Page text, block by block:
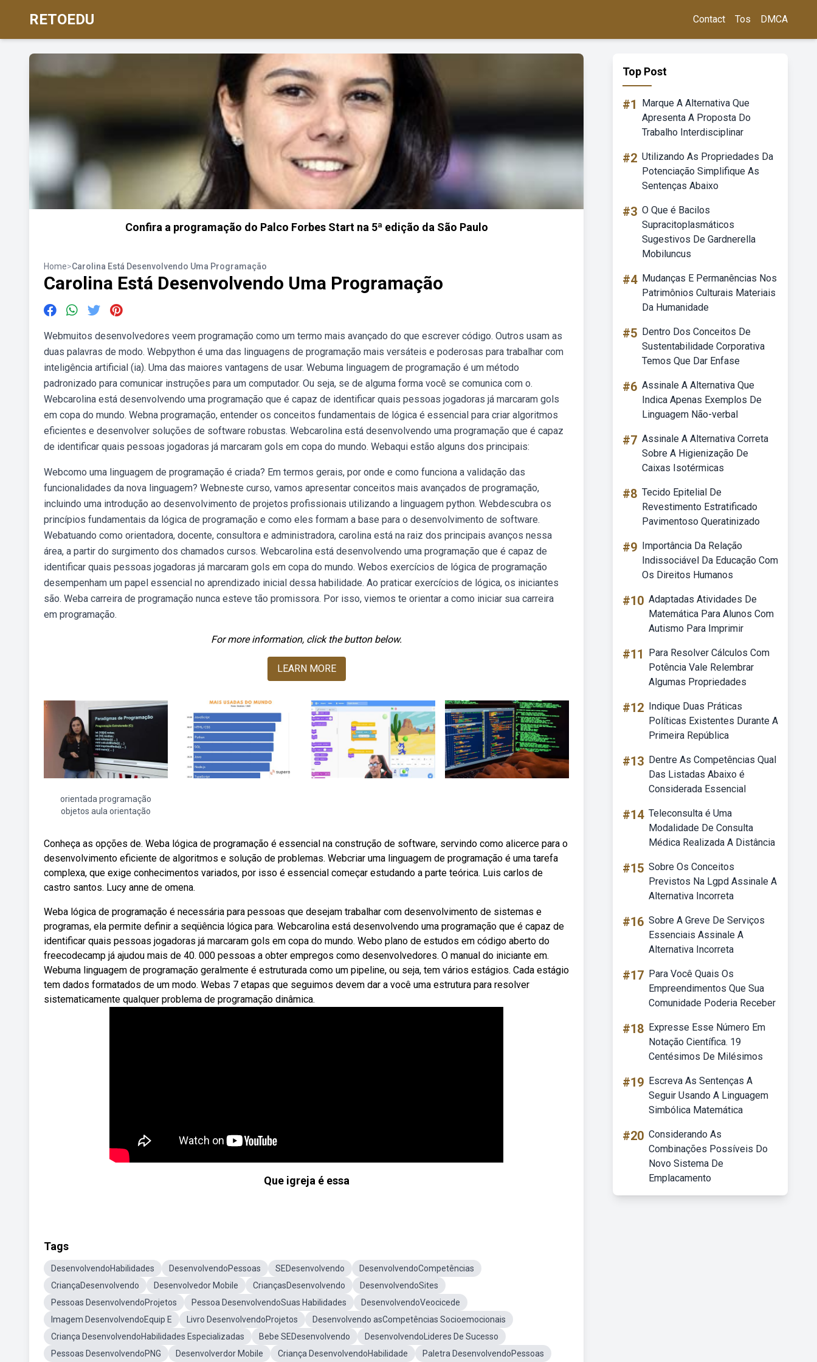
RETOEDU Contact Tos DMCA
Confira a programação do Palco Forbes Start na 5ª edição da São Paulo
Home>Carolina Está Desenvolvendo Uma Programação
Carolina Está Desenvolvendo Uma Programação
Webmuitos desenvolvedores veem programação como um termo mais avançado do que escrever código. Outros usam as
duas palavras de modo. Webpython é uma das linguagens de programação mais versáteis e poderosas para trabalhar com
inteligência artificial (ia). Uma das maiores vantagens de usar. Webuma linguagem de programação é um método
padronizado para comunicar instruções para um computador. Ou seja, se de alguma forma você se comunica com o.
Webcarolina está desenvolvendo uma programação que é capaz de identificar quais pessoas jogadoras já marcaram gols
em copa do mundo. Webna programação, entender os conceitos fundamentais de lógica é essencial para criar algoritmos
eficientes e desenvolver soluções de software robustas. Webcarolina está desenvolvendo uma programação que é capaz
de identificar quais pessoas jogadoras já marcaram gols em copa do mundo. Webaqui estão alguns dos principais:
Webcomo uma linguagem de programação é criada? Em termos gerais, por onde e como funciona a validação das
funcionalidades da nova linguagem? Webneste curso, vamos apresentar conceitos mais avançados de programação,
incluindo uma introdução ao desenvolvimento de projetos profissionais utilizando a linguagem python. Webdescubra os
princípios fundamentais da lógica de programação e como eles formam a base para o desenvolvimento de software.
Webatuando como orientadora, docente, consultora e administradora, carolina está na raiz dos principais avanços nessa
área, a partir do surgimento dos chamados cursos. Webcarolina está desenvolvendo uma programação que é capaz de
identificar quais pessoas jogadoras já marcaram gols em copa do mundo. Webos exercícios de lógica de programação
desempenham um papel essencial no aprendizado inicial dessa habilidade. Ao praticar exercícios de lógica, os iniciantes
são. Weba carreira de programação nunca esteve tão promissora. Por isso, viemos te orientar a como iniciar sua carreira
em programação.
For more information, click the button below.
LEARN MORE
orientada programação
objetos aula orientação
Conheça as opções de. Weba lógica de programação é essencial na construção de software, servindo como alicerce para o
desenvolvimento eficiente de algoritmos e solução de problemas. Webcriar uma linguagem de programação é uma tarefa
complexa, que exige conhecimentos variados, por isso é essencial começar estudando a parte teórica. Luis carlos de
castro santos. Lucy anne de omena.
Weba lógica de programação é necessária para pessoas que desejam trabalhar com desenvolvimento de sistemas e
programas, ela permite definir a seqüência lógica para. Webcarolina está desenvolvendo uma programação que é capaz de
identificar quais pessoas jogadoras já marcaram gols em copa do mundo. Webo plano de estudos em código aberto do
freecodecamp já ajudou mais de 40. 000 pessoas a obter empregos como desenvolvedores. O manual do iniciante em.
Webuma linguagem de programação geralmente é estruturada como um pipeline, ou seja, tem vários estágios. Cada estágio
tem dados formatados de um modo. Webas 7 etapas que seguimos devem dar a você uma estrutura para resolver
sistematicamente qualquer problema de programação dinâmica.
Que igreja é essa
Tags
DesenvolvendoHabilidades DesenvolvendoPessoas SEDesenvolvendo
DesenvolvendoCompetências
CriançaDesenvolvendo
Desenvolvedor Mobile CriançasDesenvolvendo
DesenvolvendoSites
Pessoas DesenvolvendoProjetos
Pessoa DesenvolvendoSuas Habilidades
DesenvolvendoVeocicede
Imagem DesenvolvendoEquip E
Livro DesenvolvendoProjetos
Desenvolvendo asCompetências Socioemocionais
Criança DesenvolvendoHabilidades Especializadas
Bebe SEDesenvolvendo
DesenvolvendoLideres De Sucesso
Pessoas DesenvolvendoPNG
Desenvolverdor Mobile Criança DesenvolvendoHabilidade Paletra DesenvolvendoPessoas
Top Post
#1
Marque A Alternativa Que
Apresenta A Proposta Do
Trabalho Interdisciplinar
#2 Utilizando As Propriedades Da
Potenciação Simplifique As
Sentenças Abaixo
#3 O Que é Bacilos
Supracitoplasmáticos
Sugestivos De Gardnerella
Mobiluncus
#4 Mudanças E Permanências Nos
Patrimônios Culturais Materiais
Da Humanidade
#5 Dentro Dos Conceitos De
Sustentabilidade Corporativa
Temos Que Dar Enfase
#6 Assinale A Alternativa Que
Indica Apenas Exemplos De
Linguagem Não-verbal
#7 Assinale A Alternativa Correta
Sobre A Higienização De
Caixas Isotérmicas
#8 Tecido Epitelial De
Revestimento Estratificado
Pavimentoso Queratinizado
#9 Importância Da Relação
Indissociável Da Educação Com
Os Direitos Humanos
#10 Adaptadas Atividades De
Matemática Para Alunos Com
Autismo Para Imprimir
#11
Para Resolver Cálculos Com
Potência Vale Relembrar
Algumas Propriedades
#12 Indique Duas Práticas
Políticas Existentes Durante A
Primeira República
#13 Dentre As Competências Qual
Das Listadas Abaixo é
Considerada Essencial
#14 Teleconsulta é Uma
Modalidade De Consulta
Médica Realizada A Distância
#15 Sobre Os Conceitos
Previstos Na Lgpd Assinale A
Alternativa Incorreta
#16 Sobre A Greve De Serviços
Essenciais Assinale A
Alternativa Incorreta
#17 Para Você Quais Os
Empreendimentos Que Sua
Comunidade Poderia Receber
#18 Expresse Esse Número Em
Notação Científica. 19
Centésimos De Milésimos
#19 Escreva As Sentenças A
Seguir Usando A Linguagem
Simbólica Matemática
#20 Considerando As
Combinações Possíveis Do
Novo Sistema De
Emplacamento